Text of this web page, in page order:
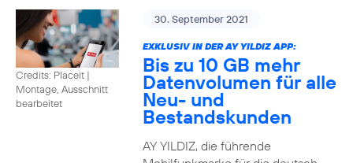
Credits: Placeit |
Montage, Ausschnitt
bearbeitet
30. September 2021
EXKLUSIV IN DER AY YILDIZ APP:
Bis zu 10 GB mehr
Datenvolumen für alle
Neu- und
Bestandskunden
AY YILDIZ, die führende